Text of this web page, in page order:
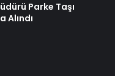
Parke Taşı
Alındı